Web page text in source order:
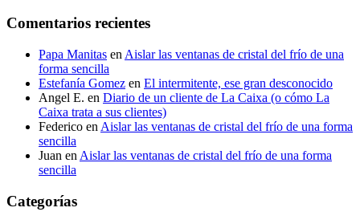
Comentarios recientes
Papa Manitas en Aislar las ventanas de cristal del frío de una
forma sencilla
Estefanía Gomez en El intermitente, ese gran desconocido
Angel E. en Diario de un cliente de La Caixa (o cómo La
Caixa trata a sus clientes)
Federico en Aislar las ventanas de cristal del frío de una forma
sencilla
Juan en Aislar las ventanas de cristal del frío de una forma
sencilla
Categorías